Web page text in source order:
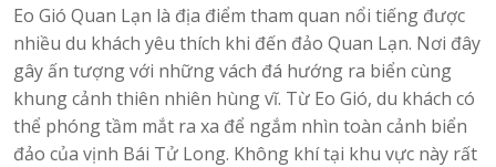
Eo Gió Quan Lạn là địa điểm tham quan nổi tiếng được
nhiều du khách yêu thích khi đến đảo Quan Lạn. Nơi đây
gây ấn tượng với những vách đá hướng ra biển cùng
khung cảnh thiên nhiên hùng vĩ. Từ Eo Gió, du khách có
thể phóng tầm mắt ra xa để ngắm nhìn toàn cảnh biển
đảo của vịnh Bái Tử Long. Không khí tại khu vực này rất